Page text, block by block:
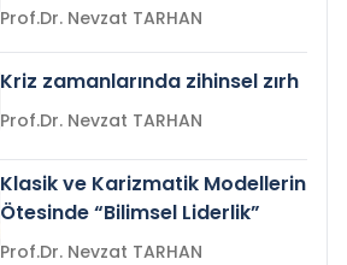
Prof.Dr. Nevzat TARHAN
Kriz zamanlarında zihinsel zırh
Prof.Dr. Nevzat TARHAN
Klasik ve Karizmatik Modellerin
Ötesinde “Bilimsel Liderlik”
Prof.Dr. Nevzat TARHAN